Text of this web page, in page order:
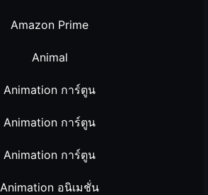
Amazon Prime
Animal
Animation การ์ตูน
Animation การ์ตูน
Animation การ์ตูน
Animation อนิเมชั่น